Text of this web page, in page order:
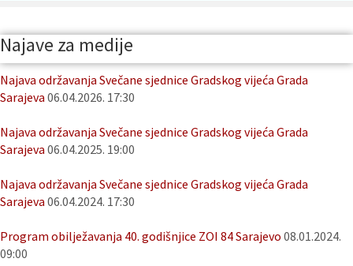
Najave za medije
Najava održavanja Svečane sjednice Gradskog vijeća Grada
Sarajeva 06.04.2026. 17:30
Najava održavanja Svečane sjednice Gradskog vijeća Grada
Sarajeva 06.04.2025. 19:00
Najava održavanja Svečane sjednice Gradskog vijeća Grada
Sarajeva 06.04.2024. 17:30
Program obilježavanja 40. godišnjice ZOI 84 Sarajevo 08.01.2024.
09:00